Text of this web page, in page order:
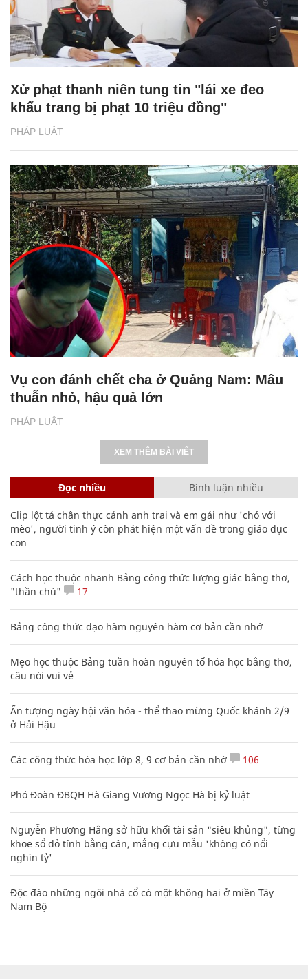
PHÁP LUẬT
Xử phạt thanh niên tung tin "lái xe đeo
khẩu trang bị phạt 10 triệu đồng"
PHÁP LUẬT
Vụ con đánh chết cha ở Quảng Nam: Mâu
thuẫn nhỏ, hậu quả lớn
XEM THÊM BÀI VIẾT
Đọc nhiều Bình luận nhiều
Clip lột tả chân thực cảnh anh trai và em gái như 'chó với
mèo', người tinh ý còn phát hiện một vấn đề trong giáo dục
con
Cách học thuộc nhanh Bảng công thức lượng giác bằng thơ,
"thần chú"
17
Bảng công thức đạo hàm nguyên hàm cơ bản cần nhớ
Mẹo học thuộc Bảng tuần hoàn nguyên tố hóa học bằng thơ,
câu nói vui vẻ
Ấn tượng ngày hội văn hóa - thể thao mừng Quốc khánh 2/9
ở Hải Hậu
Các công thức hóa học lớp 8, 9 cơ bản cần nhớ 106
Phó Đoàn ĐBQH Hà Giang Vương Ngọc Hà bị kỷ luật
Nguyễn Phương Hằng sở hữu khối tài sản "siêu khủng", từng
khoe sổ đỏ tính bằng cân, mắng cựu mẫu 'không có nổi
nghìn tỷ'
Độc đáo những ngôi nhà cổ có một không hai ở miền Tây
Nam Bộ